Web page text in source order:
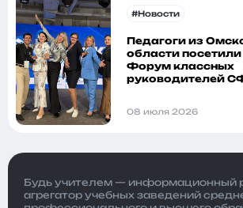
#Новости
Педагоги из
области посетили
Форум классных
руководителей
08 июля 2026
Будь учителем — информационный
агрегатор учебных заведений